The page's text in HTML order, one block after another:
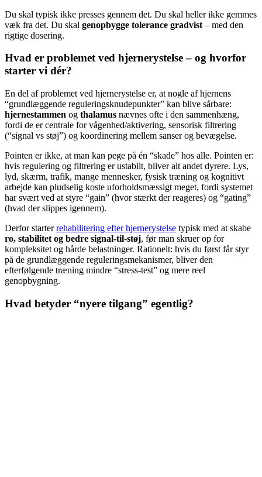
Du skal typisk ikke presses gennem det. Du skal heller ikke gemmes
væk fra det. Du skal genopbygge tolerance gradvist – med den
rigtige dosering.
Hvad er problemet ved hjernerystelse – og hvorfor
starter vi dér?
En del af problemet ved hjernerystelse er, at nogle af hjernens
“grundlæggende reguleringsknudepunkter” kan blive sårbare:
hjernestammen og thalamus nævnes ofte i den sammenhæng,
fordi de er centrale for vågenhed/aktivering, sensorisk filtrering
(“signal vs støj”) og koordinering mellem sanser og bevægelse.
Pointen er ikke, at man kan pege på én “skade” hos alle. Pointen er:
hvis regulering og filtrering er ustabilt, bliver alt andet dyrere. Lys,
lyd, skærm, trafik, mange mennesker, fysisk træning og kognitivt
arbejde kan pludselig koste uforholdsmæssigt meget, fordi systemet
har svært ved at styre “gain” (hvor stærkt der reageres) og “gating”
(hvad der slippes igennem).
Derfor starterrehabilitering efter hjernerystelse typisk med at skabe
ro, stabilitet og bedre signal-til-støj, før man skruer op for
kompleksitet og hårde belastninger. Rationelt: hvis du først får styr
på de grundlæggende reguleringsmekanismer, bliver den
efterfølgende træning mindre “stress-test” og mere reel
genopbygning.
Hvad betyder “nyere tilgang” egentlig?